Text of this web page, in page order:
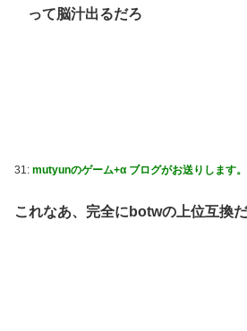
って脳汁出るだろ
31: mutyunのゲーム+α ブログがお送りします。
これなあ、完全にbotwの上位互換